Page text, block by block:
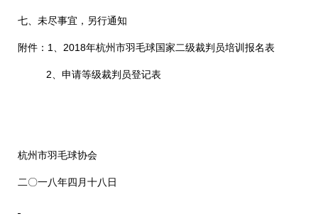
七、未尽事宜，另行通知
附件：1、2018年杭州市羽毛球国家二级裁判员培训报名表
2、申请等级裁判员登记表
杭州市羽毛球协会
二〇一八年四月十八日